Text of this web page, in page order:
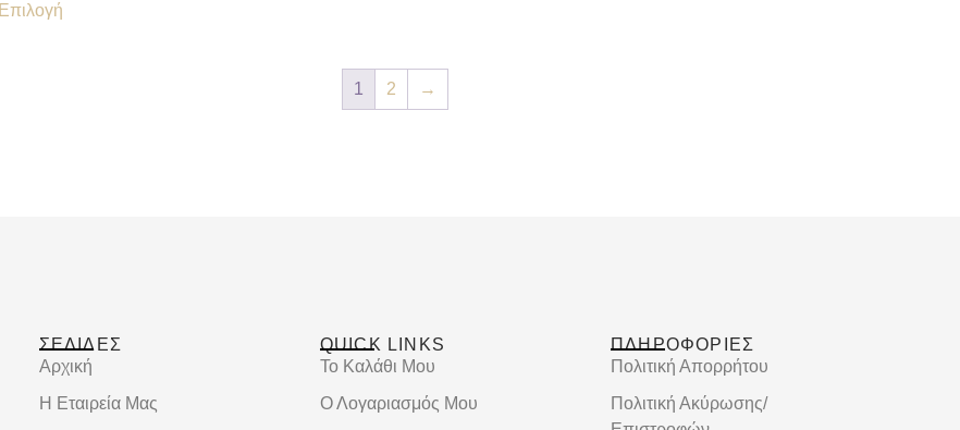
Επιλογή
1 2 →
ΣΕΛΙΔΕΣ
Αρχική
Η Εταιρεία Μας
QUICK LINKS
Το Καλάθι Μου
Ο Λογαριασμός Μου
ΠΛΗΡΟΦΟΡΙΕΣ
Πολιτική Απορρήτου
Πολιτική Ακύρωσης/